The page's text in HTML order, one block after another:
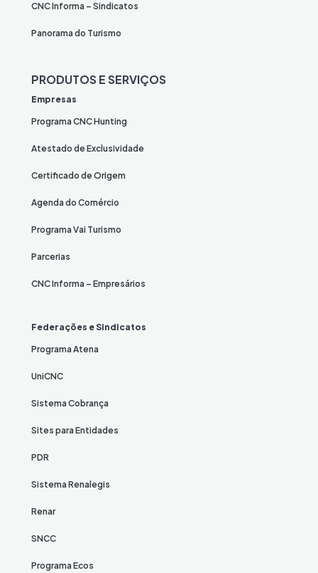
CNC Informa – Sindicatos
Panorama do Turismo
PRODUTOS E SERVIÇOS
Empresas
Programa CNC Hunting
Atestado de Exclusividade
Certificado de Origem
Agenda do Comércio
Programa Vai Turismo
Parcerias
CNC Informa – Empresários
Federações e Sindicatos
Programa Atena
UniCNC
Sistema Cobrança
Sites para Entidades
PDR
Sistema Renalegis
Renar
SNCC
Programa Ecos